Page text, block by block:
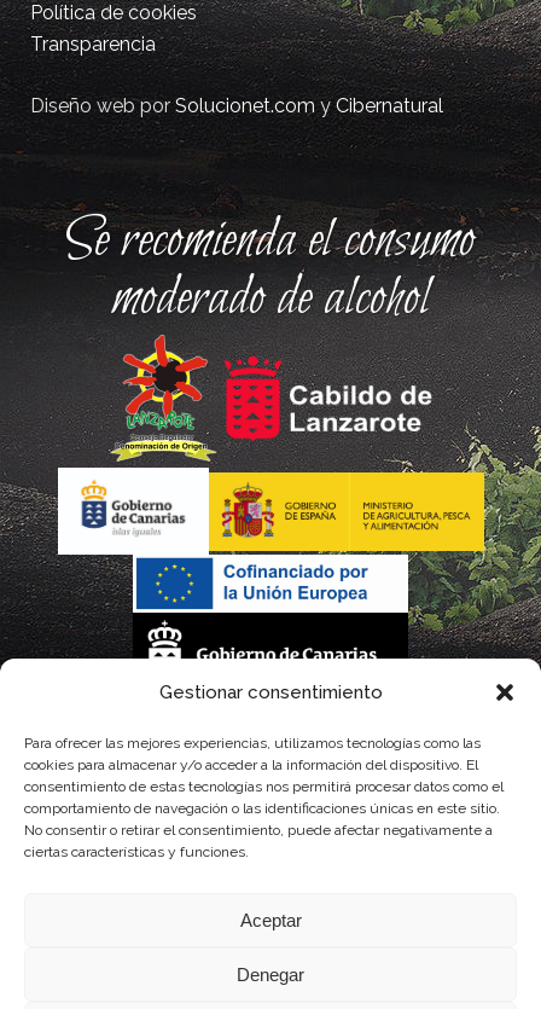
Gestionar consentimiento
Para ofrecer las mejores experiencias, utilizamos tecnologías como las
cookies para almacenar y/o acceder a la información del dispositivo. El
consentimiento de estas tecnologías nos permitirá procesar datos como el
comportamiento de navegación o las identificaciones únicas en este sitio.
No consentir o retirar el consentimiento, puede afectar negativamente a
ciertas características y funciones.
Aceptar
Denegar
Política de cookies
Transparencia
Diseño web porSolucionet.comyCibernatural
Se recomienda el consumo
moderado de alcohol
parcialmente, por el Gobierno de Canarias
con fondos provenientes del presupuesto de gastos del Instituto Canario de
Calidad Agroalimentaria